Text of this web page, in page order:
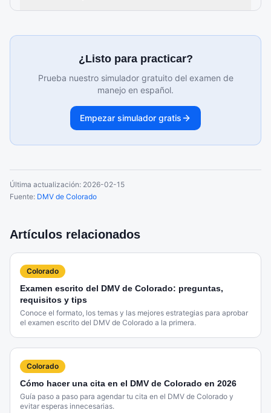
¿Listo para practicar?
Prueba nuestro simulador gratuito del examen de
manejo en español.
Empezar simulador gratis
Última actualización: 2026-02-15
Fuente: DMV de Colorado
Artículos relacionados
Colorado
Examen escrito del DMV de Colorado: preguntas,
requisitos y tips
Conoce el formato, los temas y las mejores estrategias para aprobar
el examen escrito del DMV de Colorado a la primera.
Colorado
Cómo hacer una cita en el DMV de Colorado en 2026
Guía paso a paso para agendar tu cita en el DMV de Colorado y
evitar esperas innecesarias.